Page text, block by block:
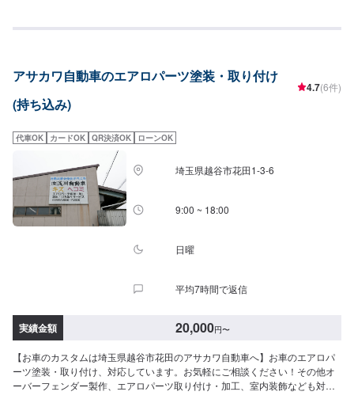
ので、お気軽にお問い合わせください。ブレーキパッドの交換や車内のクリ
ドバイスを心掛けております。--------------------------------------------------【1】オ
ファーにてお問い合わせ【2】お見積り【3】お見積りにご納得いただければ
作業開始【4】仕上がり次第納車-----納期について-----納期は通常1週間で納車
代車について-----無料の代車をご用意しています。お車の作業中は代車をご利
用ください。※代車の燃料代はお客様にご負担いただいております。-----ご来
店時の注意、受付方法-----当工場は太田桐生インターチェンジから５分入庫の
際はお気をつけてお越しください。駐車スペースは工場前の空いているスペ
ースに駐車してください。受付はスタッフへ「メンテモで予約しました」と
お伝えください。ご案内いたします。【定休日・営業時間】定休日：日曜日
営業時間：9:00~19:00
アサカワ自動車のエアロパーツ塗装・取り付け
(持ち込み)
4.7(6件)
代車OK カードOK QR決済OK ローンOK
埼玉県越谷市花田1-3-6
9:00 ~ 18:00
日曜
平均7時間で返信
実績金額 20,000円〜
【お車のカスタムは埼玉県越谷市花田のアサカワ自動車へ】お車のエアロパ
ーツ塗装・取り付け、対応しています。お気軽にご相談ください！その他オ
ーバーフェンダー製作、エアロパーツ取り付け・加工、室内装飾なども対